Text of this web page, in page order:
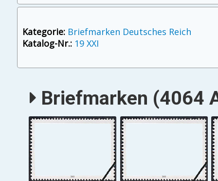
Kategorie: Briefmarken Deutsches Reich
Katalog-Nr.: 19 XXI
Briefmarken (4064